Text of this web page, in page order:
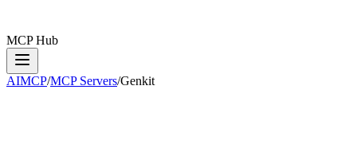
MCP Hub
AIMCP/MCP Servers/Genkit